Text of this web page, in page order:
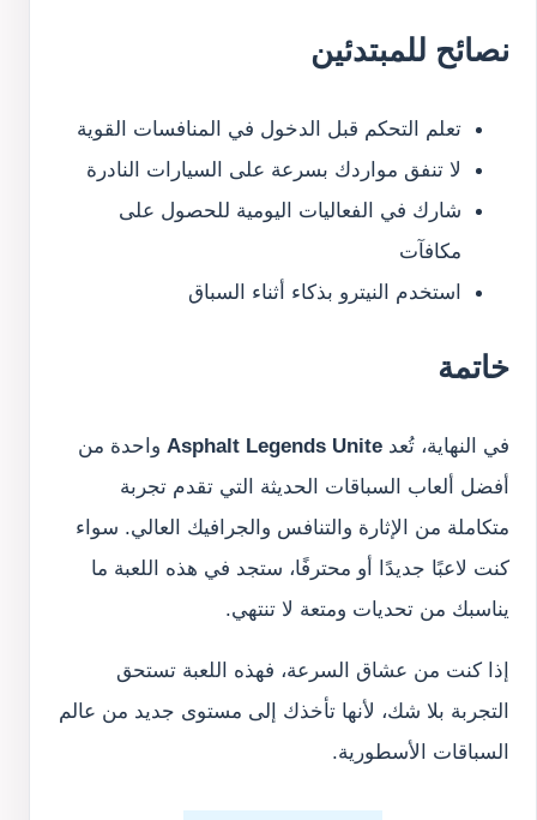
نصائح للمبتدئين
تعلم التحكم قبل الدخول في المنافسات القوية
لا تنفق مواردك بسرعة على السيارات النادرة
شارك في الفعاليات اليومية للحصول على
مكافآت
استخدم النيترو بذكاء أثناء السباق
خاتمة
في النهاية، تُعد Asphalt Legends Unite واحدة من
أفضل ألعاب السباقات الحديثة التي تقدم تجربة
متكاملة من الإثارة والتنافس والجرافيك العالي. سواء
كنت لاعبًا جديدًا أو محترفًا، ستجد في هذه اللعبة ما
يناسبك من تحديات ومتعة لا تنتهي.
إذا كنت من عشاق السرعة، فهذه اللعبة تستحق
التجربة بلا شك، لأنها تأخذك إلى مستوى جديد من عالم
السباقات الأسطورية.